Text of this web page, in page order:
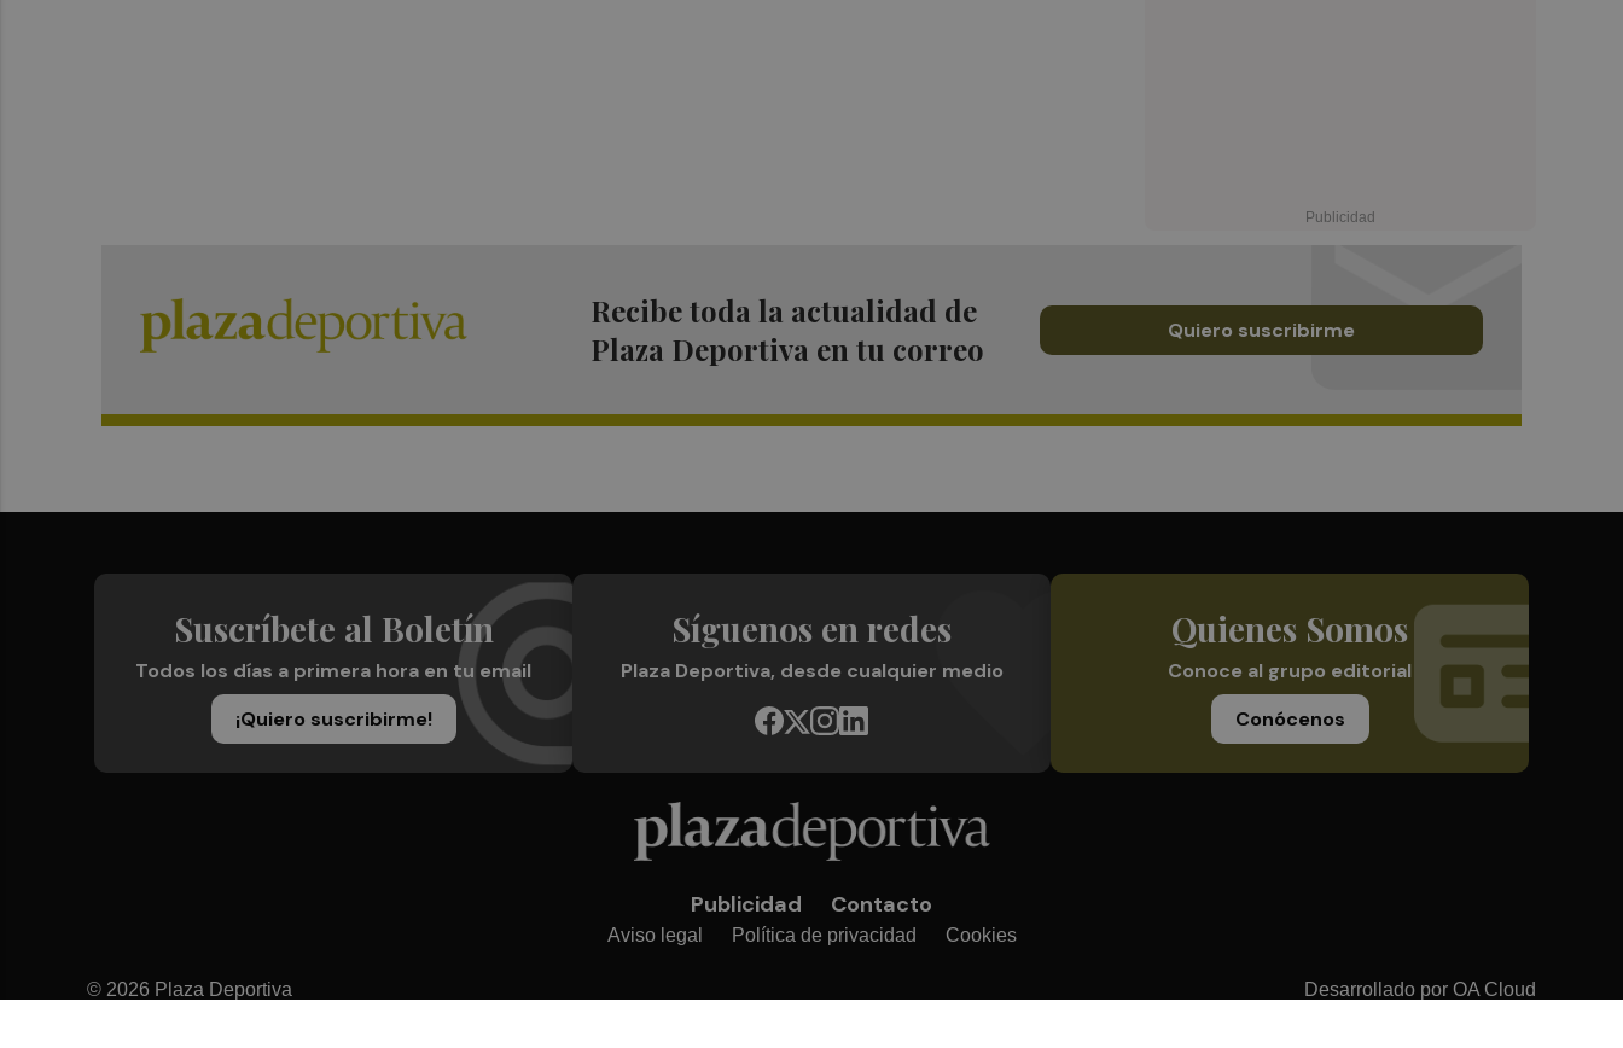
Recibe toda la actualidad de
Plaza Deportiva en tu correo
Quiero suscribirme
Suscríbete al Boletín
Todos los días a primera hora en tu email
¡Quiero suscribirme!
Síguenos en redes
Plaza Deportiva, desde cualquier medio
Quienes Somos
Conoce al grupo editorial
Conócenos
Publicidad Contacto
Aviso legal Política de privacidad Cookies
© 2026 Plaza Deportiva Desarrollado por OA Cloud